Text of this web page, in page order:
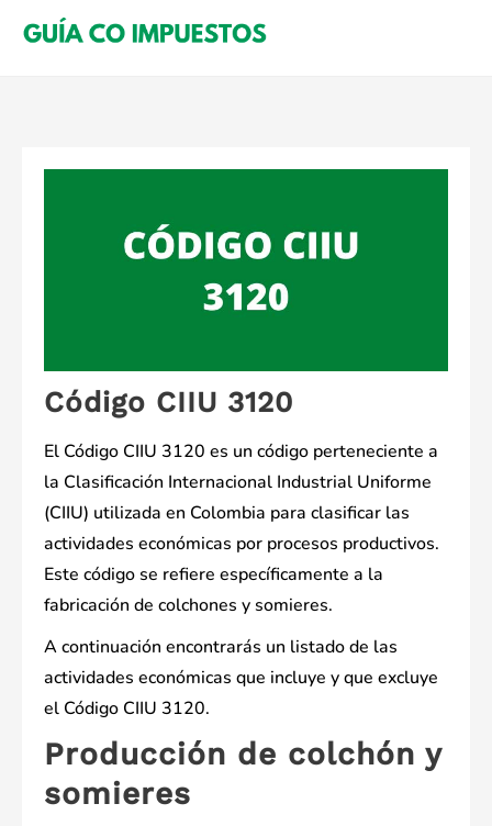
Código CIIU 3120
El Código CIIU 3120 es un código perteneciente a
la Clasificación Internacional Industrial Uniforme
(CIIU) utilizada en Colombia para clasificar las
actividades económicas por procesos productivos.
Este código se refiere específicamente a la
fabricación de colchones y somieres.
A continuación encontrarás un listado de las
actividades económicas que incluye y que excluye
el Código CIIU 3120.
Producción de colchón y
somieres